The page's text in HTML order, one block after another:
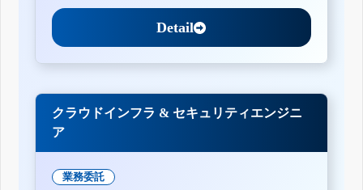
Detail
クラウドインフラ & セキュリティエンジニ
ア
業務委託